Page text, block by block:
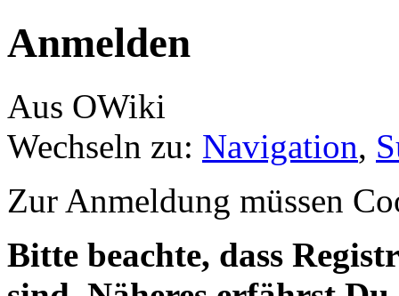
Anmelden
Aus OWiki
Wechseln zu: Navigation,
Zur Anmeldung müssen
Bitte beachte, dass